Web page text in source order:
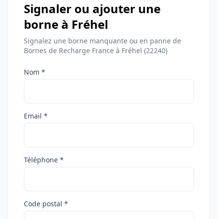
Signaler ou ajouter une
borne à Fréhel
Signalez une borne manquante ou en panne de
Bornes de Recharge France à Fréhel (22240)
Nom *
Email *
Téléphone *
Code postal *